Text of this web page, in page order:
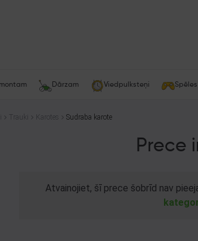
Dārzam Viedpulksteņi Spēles
Trauki Karotes Sudraba karote
Prece
Atvainojiet, šī prece šobrīd nav